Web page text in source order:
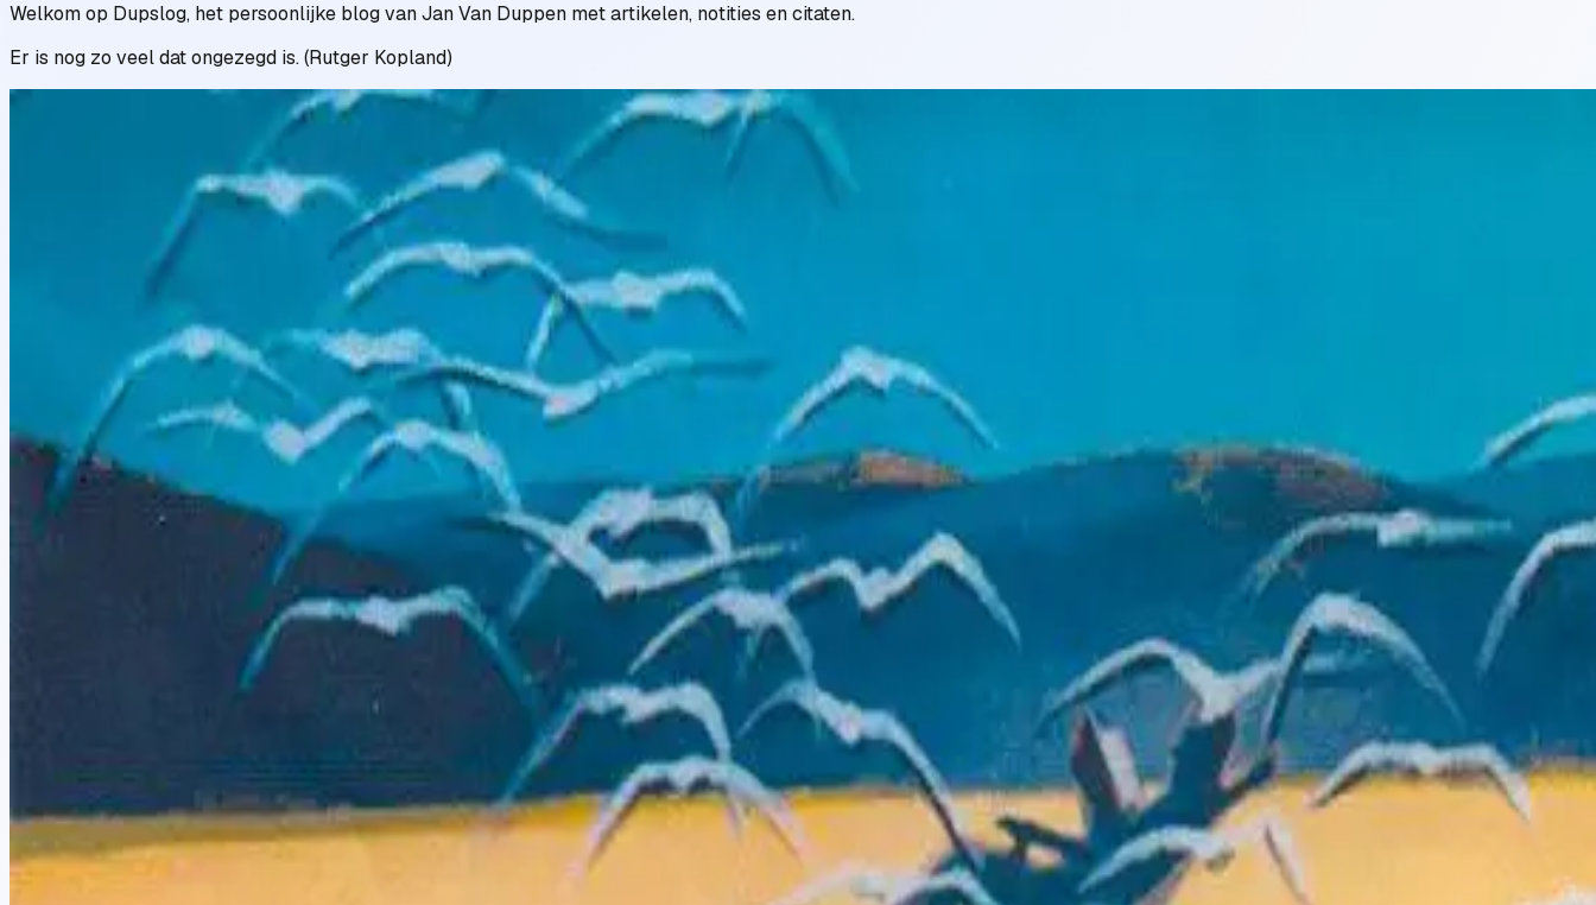
Welkom op Dupslog, het persoonlijke blog van Jan Van Duppen met artikelen, notities en citaten.
Er is nog zo veel dat ongezegd is. (Rutger Kopland)